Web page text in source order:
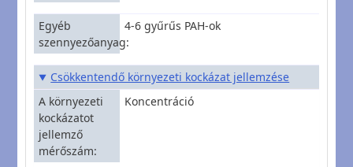
Egyéb
szennyezőanyag
4-6 gyűrűs PAH-ok
Csökkentendő környezeti kockázat jellemzése
A környezeti
kockázatot
jellemző
mérőszám
Koncentráció